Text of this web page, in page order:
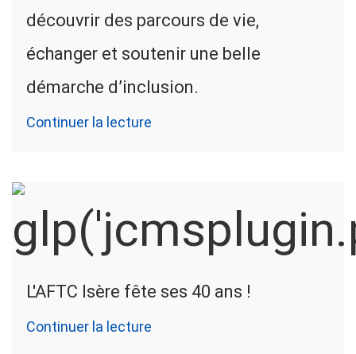
découvrir des parcours de vie,
échanger et soutenir une belle
démarche d’inclusion.
Continuer la lecture
L'AFTC Isère fête ses 40 ans !
Continuer la lecture